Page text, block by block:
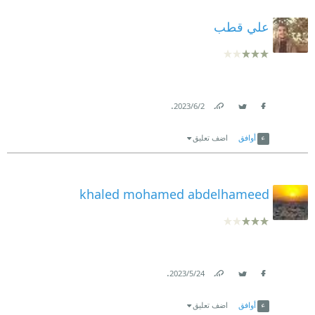
علي قطب
2‏/6‏/2023
.
أوافق اضف تعليق
khaled mohamed abdelhameed
24‏/5‏/2023
.
أوافق اضف تعليق